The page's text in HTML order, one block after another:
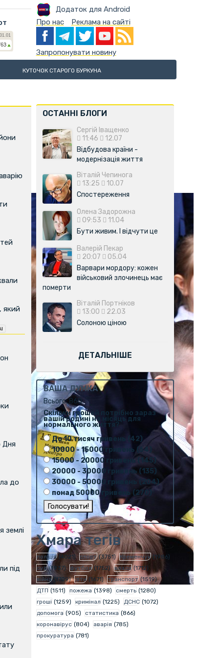
Додаток для Android
Про нас Реклама на сайті
Запропонувати новину
КУТОЧОК СТАРОГО БУРКУНА
який
Дня
до
землі
під
ОСТАННІ БЛОГИ
Сергій Іващенко
11:46
12.07
Відбудова країни -
модернізація життя
Віталій Чепинога
13:25
10.07
Спостереження
Олена Задорожна
09:53
11.04
Бути живим. І відчути це
Валерій Пекар
20:07
05.04
Варвари мордору: кожен
військовий злочинець має
померти
Віталій Портніков
13:00
22.03
Солоною ціною
ДЕТАЛЬНІШЕ
ВАША ДУМКА
Всього: 860
Скільки грошей потрібно зараз
вашій родині на місяць для
нормального життя?
До 10 тисяч гривень (42)
10000 - 15000 гривень (64)
15000 - 20000 гривень (145)
20000 - 30000 гривень (135)
30000 - 50000 гривень (204)
понад 50000 гривень (270)
Хмара тегів
поліція(4021) спорт(3751) Кременчук(1986)
суд(1937) футбол(1752) влада(1712)
війна(1709) діти(1671) транспорт(1519)
ДТП (1511) пожежа (1398) смерть (1280)
гроші (1259) кримінал (1225) ДСНС (1072)
допомога (905) статистика (866)
коронавірус (804) аварія (785)
прокуратура (781)